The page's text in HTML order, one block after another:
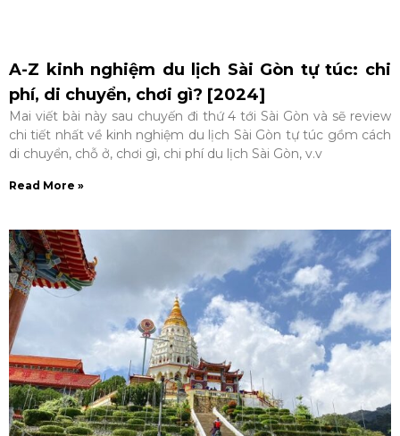
A-Z kinh nghiệm du lịch Sài Gòn tự túc: chi
phí, di chuyển, chơi gì? [2024]
Mai viết bài này sau chuyến đi thứ 4 tới Sài Gòn và sẽ review
chi tiết nhất về kinh nghiệm du lịch Sài Gòn tự túc gồm cách
di chuyển, chỗ ở, chơi gì, chi phí du lịch Sài Gòn, v.v
Read More »